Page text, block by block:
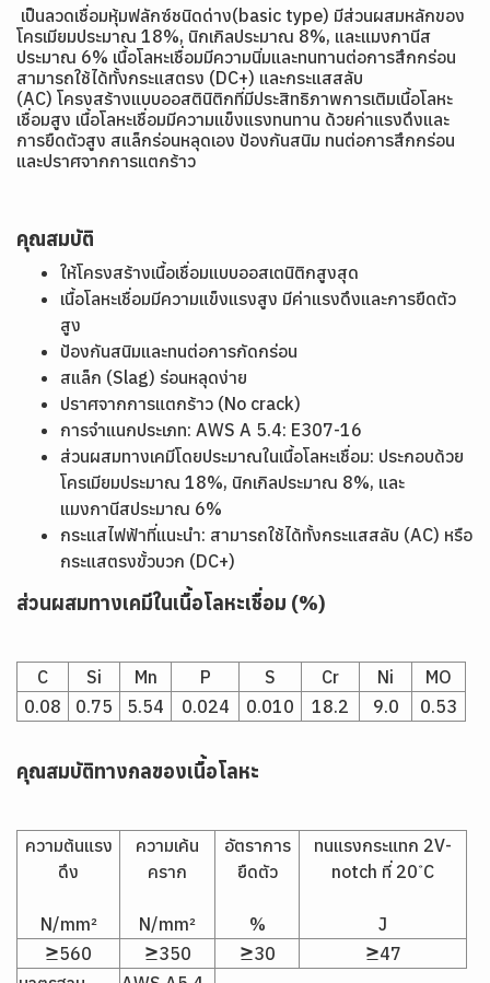
เป็นลวดเชื่อมหุ้มฟลักซ์ชนิดด่าง(basic type) มีส่วนผสมหลักของ
โครเมียมประมาณ 18%, นิกเกิลประมาณ 8%, และแมงกานีส
ประมาณ 6% เนื้อโลหะเชื่อมมีความนิ่มและทนทานต่อการสึกกร่อน
สามารถใช้ได้ทั้งกระแสตรง (DC+) และกระแสสลับ
(AC) โครงสร้างแบบออสตินิติกที่มีประสิทธิภาพการเติมเนื้อโลหะ
เชื่อมสูง เนื้อโลหะเชื่อมมีความแข็งแรงทนทาน ด้วยค่าแรงดึงและ
การยืดตัวสูง สแล็กร่อนหลุดเอง ป้องกันสนิม ทนต่อการสึกกร่อน
และปราศจากการแตกร้าว
คุณสมบัติ
ให้โครงสร้างเนื้อเชื่อมแบบออสเตนิติกสูงสุด
เนื้อโลหะเชื่อมมีความแข็งแรงสูง มีค่าแรงดึงและการยืดตัว
สูง
ป้องกันสนิมและทนต่อการกัดกร่อน
สแล็ก (Slag) ร่อนหลุดง่าย
ปราศจากการแตกร้าว (No crack)
การจำแนกประเภท: AWS A 5.4: E307-16
ส่วนผสมทางเคมีโดยประมาณในเนื้อโลหะเชื่อม: ประกอบด้วย
โครเมียมประมาณ 18%, นิกเกิลประมาณ 8%, และ
แมงกานีสประมาณ 6%
กระแสไฟฟ้าที่แนะนำ: สามารถใช้ได้ทั้งกระแสสลับ (AC) หรือ
กระแสตรงขั้วบวก (DC+)
ส่วนผสมทางเคมีในเนื้อโลหะเชื่อม (%)
C Si Mn P S Cr Ni
MO
0.08
0.75 5.54 0.024 0.010 18.2 9.0 0.53
คุณสมบัติทางกลของเนื้อโลหะ
ความต้นแรง
ดึง
N/mm²
ความเค้น
คราก
N/mm²
อัตราการ
ยืดตัว
%
ทนแรงกระแทก 2V-
notch ที่ 20 ํC
J
≥560
≥350 ≥30
≥47